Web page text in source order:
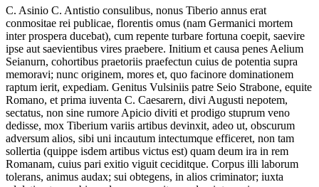
C. Asinio C. Antistio consulibus, nonus Tiberio annus erat
conmositae rei publicae, florentis omus (nam Germanici mortem
inter prospera ducebat), cum repente turbare fortuna coepit, saevire
ipse aut saevientibus vires praebere. Initium et causa penes Aelium
Seianurn, cohortibus praetoriis praefectun cuius de potentia supra
memoravi; nunc originem, mores et, quo facinore dominationem
raptum ierit, expediam. Genitus Vulsiniis patre Seio Strabone, equite
Romano, et prima iuventa C. Caesarern, divi Augusti nepotem,
sectatus, non sine rumore Apicio diviti et prodigo stuprum veno
dedisse, mox Tiberium variis artibus devinxit, adeo ut, obscurum
adversum alios, sibi uni incautum intectumque efficeret, non tam
sollertia (quippe isdem artibus victus est) quam deum ira in rem
Romanam, cuius pari exitio viguit ceciditque. Corpus illi laborum
tolerans, animus audax; sui obtegens, in alios criminator; iuxta